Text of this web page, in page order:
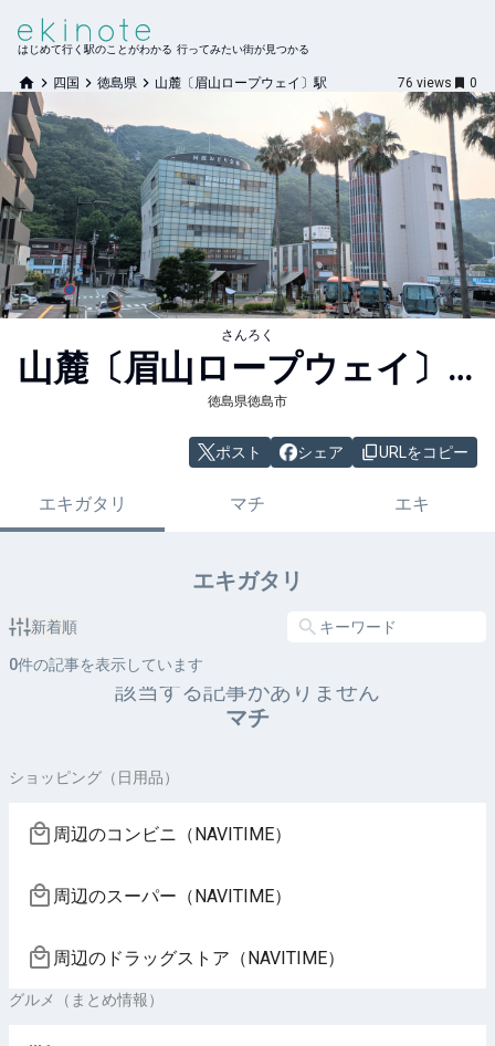
はじめて行く駅のことがわかる 行ってみたい街が見つかる
四国 徳島県 山麓〔眉山ロープウェイ〕駅 76 views 0
さんろく
山麓〔眉山ロープウェイ〕
駅
徳島県徳島市
ポスト シェア URLをコピー
エキガタリ マチ エキ
エキガタリ
新着順
0件の記事を表示しています
該当する記事がありません
マチ
ショッピング（日用品）
周辺のコンビニ（NAVITIME）
周辺のスーパー（NAVITIME）
周辺のドラッグストア（NAVITIME）
グルメ（まとめ情報）